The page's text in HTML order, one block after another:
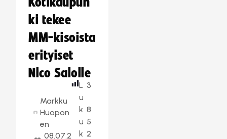
ki tekee
MM-kisoista
erityiset
Nico Salolle
Markku
Huopon
en
08.07.2
L
u
k
u
k
3
8
5
2